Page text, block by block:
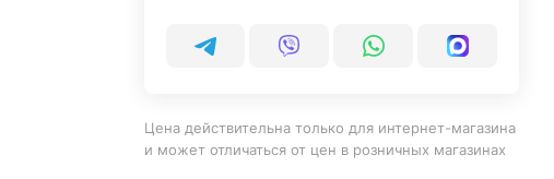
Цена действительна только для интернет-магазина
и может отличаться от цен в розничных магазинах